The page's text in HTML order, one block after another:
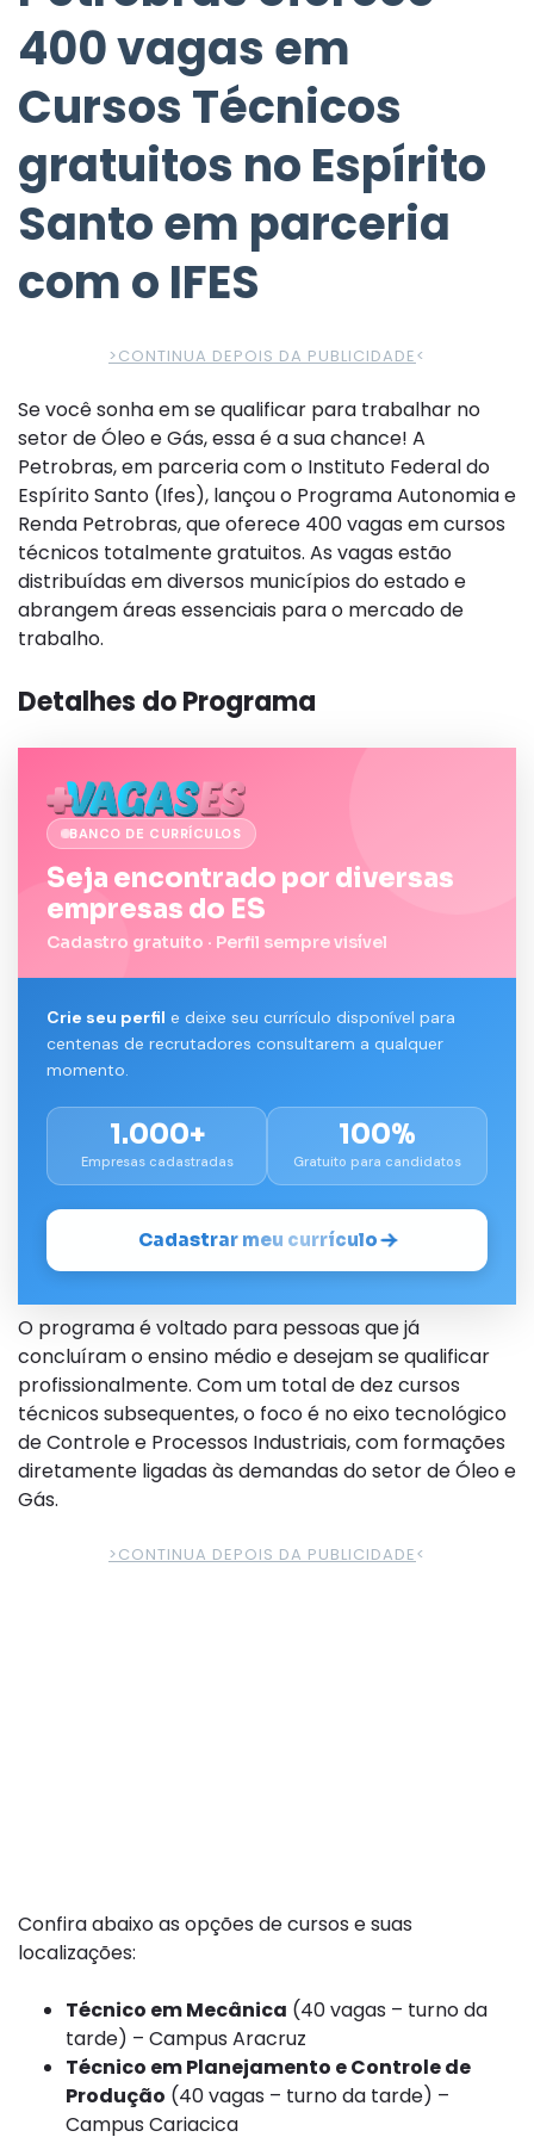
400 vagas em
Cursos Técnicos
gratuitos no Espírito
Santo em parceria
com o IFES
>CONTINUA DEPOIS DA PUBLICIDADE<
Se você sonha em se qualificar para trabalhar no
setor de Óleo e Gás, essa é a sua chance! A
Petrobras, em parceria com o Instituto Federal do
Espírito Santo (Ifes), lançou o Programa Autonomia e
Renda Petrobras, que oferece 400 vagas em cursos
técnicos totalmente gratuitos. As vagas estão
distribuídas em diversos municípios do estado e
abrangem áreas essenciais para o mercado de
trabalho.
Detalhes do Programa
BANCO DE CURRÍCULOS
Seja encontrado por diversas
empresas do ES
Cadastro gratuito · Perfil sempre visível
Crie seu perfil e deixe seu currículo disponível para
centenas de recrutadores consultarem a qualquer
momento.
1.000+
Empresas cadastradas
100%
Gratuito para candidatos
Cadastrar meu currículo
O programa é voltado para pessoas que já
concluíram o ensino médio e desejam se qualificar
profissionalmente. Com um total de dez cursos
técnicos subsequentes, o foco é no eixo tecnológico
de Controle e Processos Industriais, com formações
diretamente ligadas às demandas do setor de Óleo e
Gás.
>CONTINUA DEPOIS DA PUBLICIDADE<
Confira abaixo as opções de cursos e suas
localizações:
Técnico em Mecânica (40 vagas – turno da
tarde) – Campus Aracruz
Técnico em Planejamento e Controle de
Produção (40 vagas – turno da tarde) –
Campus Cariacica